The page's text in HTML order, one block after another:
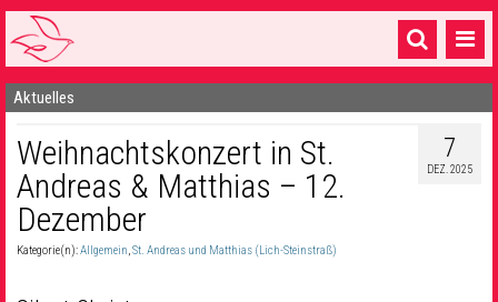
Startseite
1 Pfarrei
16 Gemeinden & mehr
Gottesdienste & Sinnsuche
Aktuelles
7
DEZ. 2025
Weihnachtskonzert in St.
Andreas & Matthias – 12.
Dezember
Kategorie(n):Allgemein,St. Andreas und Matthias (Lich-Steinstraß)